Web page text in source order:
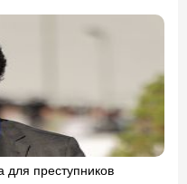
преступников